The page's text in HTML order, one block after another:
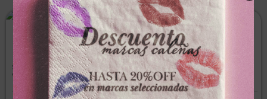
ROSS D ELEN
SPLASH ROSS D ELENx150ml
WOW
OVERTURE
SPLASH OVERTUREx180ml
MOON ROSE